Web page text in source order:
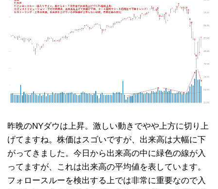
昨晩のNYダウは上昇。激しい動きでやや上方に切り上
げてますね。株価はスゴいですが、出来高は大幅に下
がってきました。今日から出来高の中に緑色の線が入
ってますが、これは出来高の平均値を表しています。
フォロースルーを検出する上では非常に重要なので入